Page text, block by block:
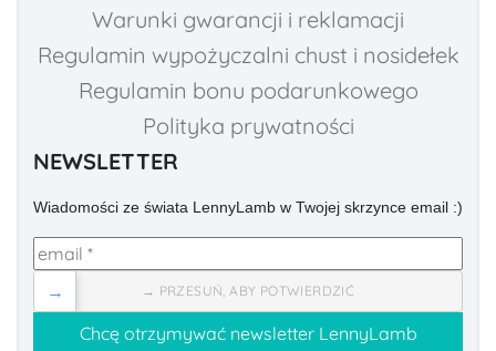
Warunki gwarancji i reklamacji
Regulamin wypożyczalni chust i nosidełek
Regulamin bonu podarunkowego
Polityka prywatności
NEWSLETTER
Wiadomości ze świata LennyLamb w Twojej skrzynce email :)
→ PRZESUŃ, ABY POTWIERDZIĆ
→